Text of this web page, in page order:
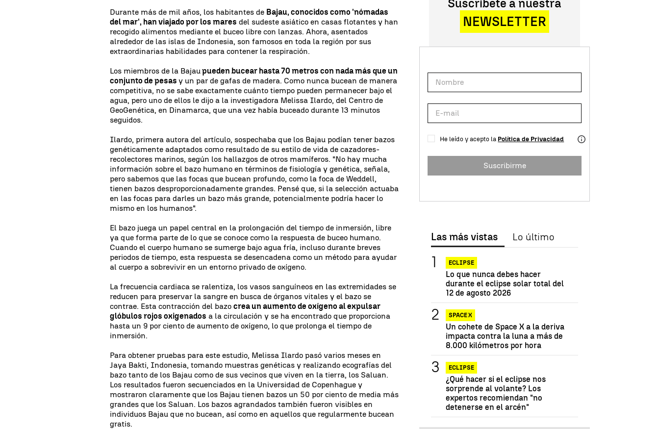
Durante más de mil años, los habitantes de Bajau, conocidos como 'nómadas
del mar', han viajado por los mares del sudeste asiático en casas flotantes y han
recogido alimentos mediante el buceo libre con lanzas. Ahora, asentados
alrededor de las islas de Indonesia, son famosos en toda la región por sus
extraordinarias habilidades para contener la respiración.
Los miembros de la Bajaupueden bucear hasta 70 metros con nada más que un
conjunto de pesasy un par de gafas de madera. Como nunca bucean de manera
competitiva, no se sabe exactamente cuánto tiempo pueden permanecer bajo el
agua, pero uno de ellos le dijo a la investigadora Melissa Ilardo, del Centro de
GeoGenética, en Dinamarca, que una vez había buceado durante 13 minutos
seguidos.
Ilardo, primera autora del artículo, sospechaba que los Bajau podían tener bazos
genéticamente adaptados como resultado de su estilo de vida de cazadores-
recolectores marinos, según los hallazgos de otros mamíferos. "No hay mucha
información sobre el bazo humano en términos de fisiología y genética, señala,
pero sabemos que las focas que bucean profundo, como la foca de Weddell,
tienen bazos desproporcionadamente grandes. Pensé que, si la selección actuaba
en las focas para darles un bazo más grande, potencialmente podría hacer lo
mismo en los humanos".
El bazo juega un papel central en la prolongación del tiempo de inmersión, libre
ya que forma parte de lo que se conoce como la respuesta de buceo humano.
Cuando el cuerpo humano se sumerge bajo agua fría, incluso durante breves
periodos de tiempo, esta respuesta se desencadena como un método para ayudar
al cuerpo a sobrevivir en un entorno privado de oxígeno.
La frecuencia cardiaca se ralentiza, los vasos sanguíneos en las extremidades se
reducen para preservar la sangre en busca de órganos vitales y el bazo se
contrae. Esta contracción del bazocrea un aumento de oxígeno al expulsar
glóbulos rojos oxigenados a la circulación y se ha encontrado que proporciona
hasta un 9 por ciento de aumento de oxígeno, lo que prolonga el tiempo de
inmersión.
Para obtener pruebas para este estudio, Melissa Ilardo pasó varios meses en
Jaya Bakti, Indonesia, tomando muestras genéticas y realizando ecografías del
bazo tanto de los Bajau como de sus vecinos que viven en la tierra, los Saluan.
Los resultados fueron secuenciados en la Universidad de Copenhague y
mostraron claramente que los Bajau tienen bazos un 50 por ciento de media más
grandes que los Saluan. Los bazos agrandados también fueron visibles en
individuos Bajau que no bucean, así como en aquellos que regularmente bucean
gratis.
Suscríbete a nuestra
NEWSLETTER
He leído y acepto la Política de Privacidad
Suscribirme
Las más vistas Lo último
ECLIPSE
Lo que nunca debes hacer
durante el eclipse solar total del
12 de agosto 2026
SPACE X
Un cohete de Space X a la deriva
impacta contra la luna a más de
8.000 kilómetros por hora
ECLIPSE
¿Qué hacer si el eclipse nos
sorprende al volante? Los
expertos recomiendan "no
detenerse en el arcén"